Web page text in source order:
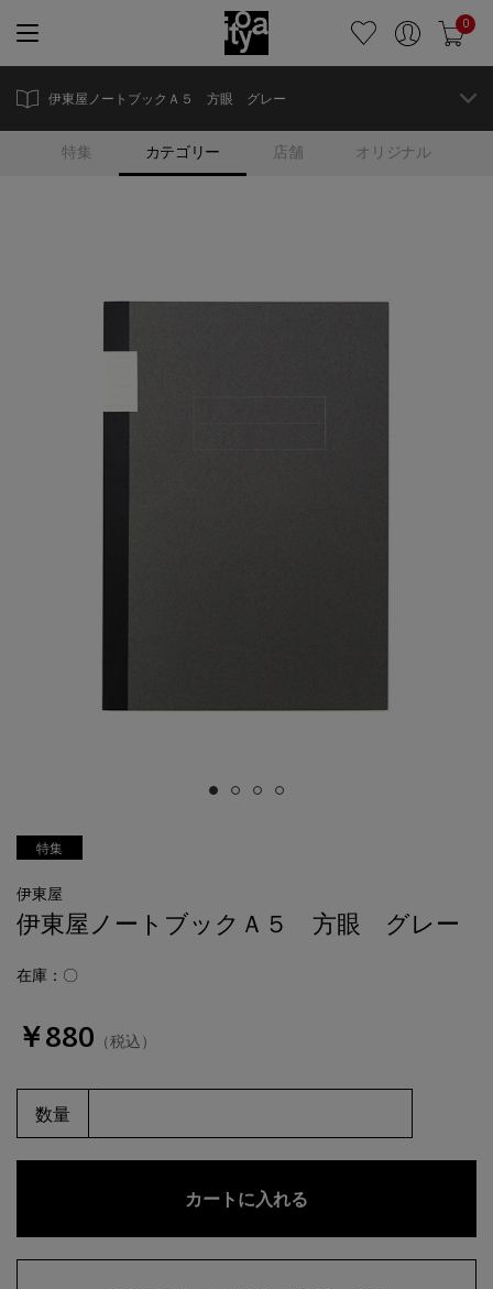
0
特集 カテゴリー 店舗 オリジナル
伊東屋ノートブックＡ５ 方眼 グレー
特集
伊東屋
伊東屋ノートブックＡ５ 方眼 グレー
在庫：〇
￥880 （税込）
数量